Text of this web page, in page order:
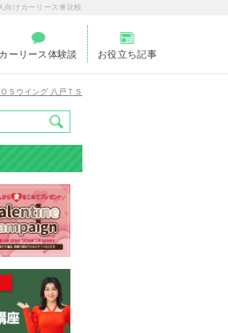
向けカーリース車比較
カーリース体験談 お役立ち記事
Ｓウイング 八戸ＴＳ